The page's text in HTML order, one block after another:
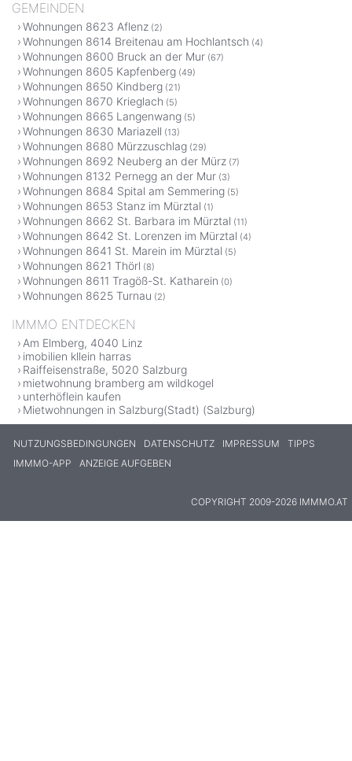
GEMEINDEN
Wohnungen 8623 Aflenz (2)
Wohnungen 8614 Breitenau am Hochlantsch (4)
Wohnungen 8600 Bruck an der Mur (67)
Wohnungen 8605 Kapfenberg (49)
Wohnungen 8650 Kindberg (21)
Wohnungen 8670 Krieglach (5)
Wohnungen 8665 Langenwang (5)
Wohnungen 8630 Mariazell (13)
Wohnungen 8680 Mürzzuschlag (29)
Wohnungen 8692 Neuberg an der Mürz (7)
Wohnungen 8132 Pernegg an der Mur (3)
Wohnungen 8684 Spital am Semmering (5)
Wohnungen 8653 Stanz im Mürztal (1)
Wohnungen 8662 St. Barbara im Mürztal (11)
Wohnungen 8642 St. Lorenzen im Mürztal (4)
Wohnungen 8641 St. Marein im Mürztal (5)
Wohnungen 8621 Thörl (8)
Wohnungen 8611 Tragöß-St. Katharein (0)
Wohnungen 8625 Turnau (2)
IMMMO ENTDECKEN
Am Elmberg, 4040 Linz
imobilien kllein harras
Raiffeisenstraße, 5020 Salzburg
mietwohnung bramberg am wildkogel
unterhöflein kaufen
Mietwohnungen in Salzburg(Stadt) (Salzburg)
NUTZUNGSBEDINGUNGEN DATENSCHUTZ IMPRESSUM
TIPPS
IMMMO-APP
ANZEIGE AUFGEBEN
COPYRIGHT 2009-2026 IMMMO.AT